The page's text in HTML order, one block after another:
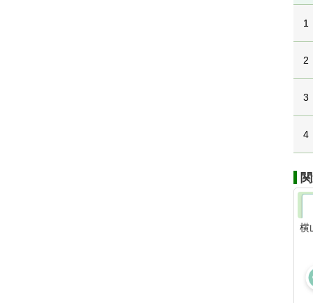
1
2
3
4
横